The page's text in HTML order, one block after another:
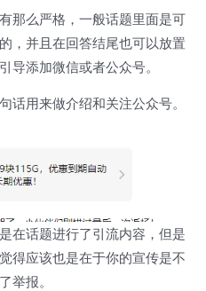
那么严格，一般话题里面是可
，并且在回答结尾也可以放置
导添加微信或者公众号。
话用来做介绍和关注公众号。
在话题进行了引流内容，但是
得应该也是在于你的宣传是不
举报。